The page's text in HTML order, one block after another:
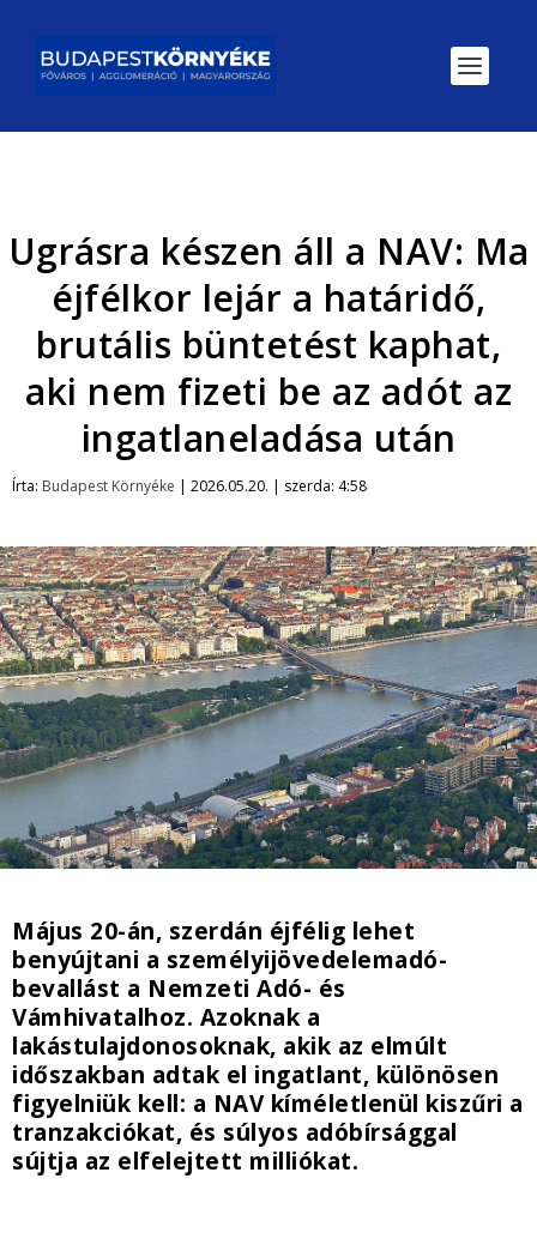
Ugrásra készen áll a NAV: Ma
éjfélkor lejár a határidő,
brutális büntetést kaphat,
aki nem fizeti be az adót az
ingatlaneladása után
Írta: Budapest Környéke | 2026.05.20. | szerda: 4:58
Május 20-án, szerdán éjfélig lehet
benyújtani a személyijövedelemadó-
bevallást a Nemzeti Adó- és
Vámhivatalhoz. Azoknak a
lakástulajdonosoknak, akik az elmúlt
időszakban adtak el ingatlant, különösen
figyelniük kell: a NAV kíméletlenül kiszűri a
tranzakciókat, és súlyos adóbírsággal
sújtja az elfelejtett milliókat.